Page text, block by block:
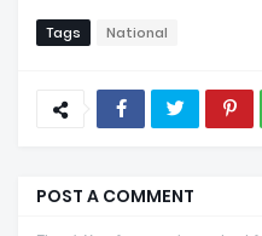
Tags National
POST A COMMENT